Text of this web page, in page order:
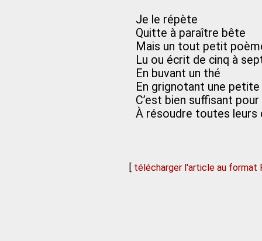
Je le répète
Quitte à paraître bête
Mais un tout petit
Lu ou écrit de cinq à
En buvant un thé
En grignotant une
C’est bien suffisant
À résoudre toutes leurs
[ télécharger l'article au format